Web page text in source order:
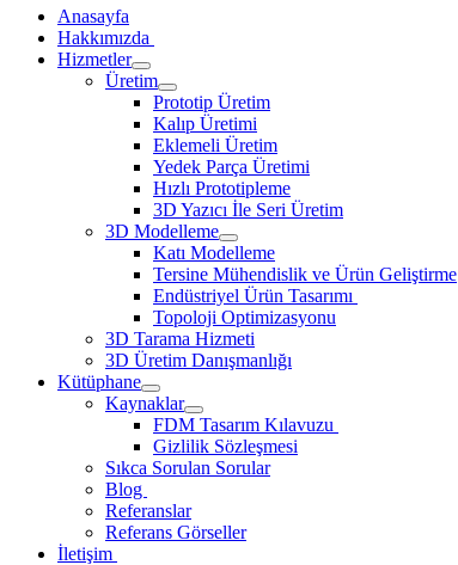
Anasayfa
Hakkımızda
Hizmetler
Üretim
Prototip Üretim
Kalıp Üretimi
Eklemeli Üretim
Yedek Parça Üretimi
Hızlı Prototipleme
3D Yazıcı İle Seri Üretim
3D Modelleme
Katı Modelleme
Tersine Mühendislik ve Ürün Geliştirme
Endüstriyel Ürün Tasarımı
Topoloji Optimizasyonu
3D Tarama Hizmeti
3D Üretim Danışmanlığı
Kütüphane
Kaynaklar
FDM Tasarım Kılavuzu
Gizlilik Sözleşmesi
Sıkca Sorulan Sorular
Blog
Referanslar
Referans Görseller
İletişim